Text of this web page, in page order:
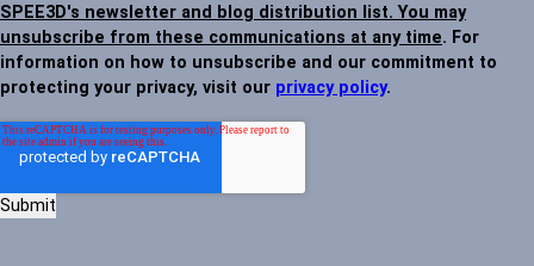
SPEE3D's newsletter and blog distribution list. You may
unsubscribe from these communications at any time. For
information on how to unsubscribe and our commitment to
protecting your privacy, visit our privacy policy.